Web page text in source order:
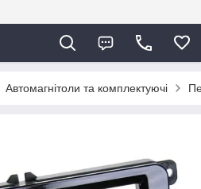
Автомагнітоли та комплектуючі